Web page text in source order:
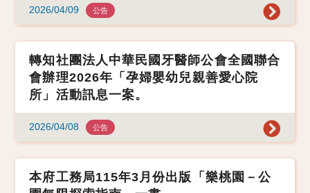
2026/04/09 公告
轉知社團法人中華民國牙醫師公會全國聯合
會辦理2026年「孕婦嬰幼兒親善愛心院
所」活動訊息一案。
2026/04/08 公告
本府工務局115年3月份出版「樂桃園－公